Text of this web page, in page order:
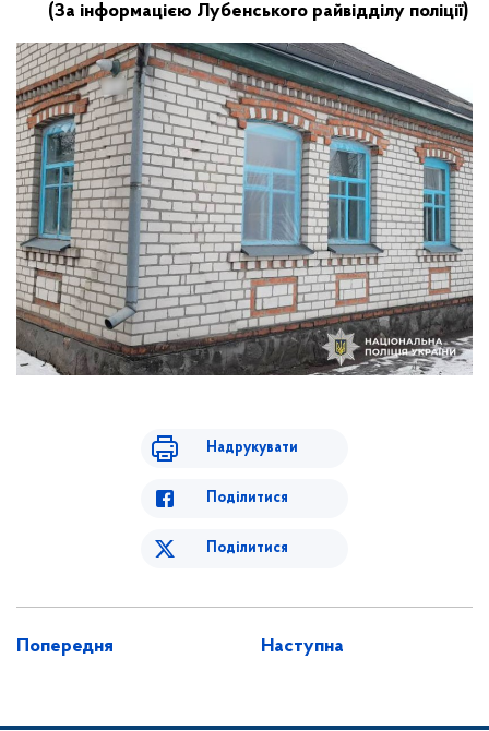
(За інформацією Лубенського райвідділу поліції)
Надрукувати
Поділитися
Поділитися
Попередня Наступна